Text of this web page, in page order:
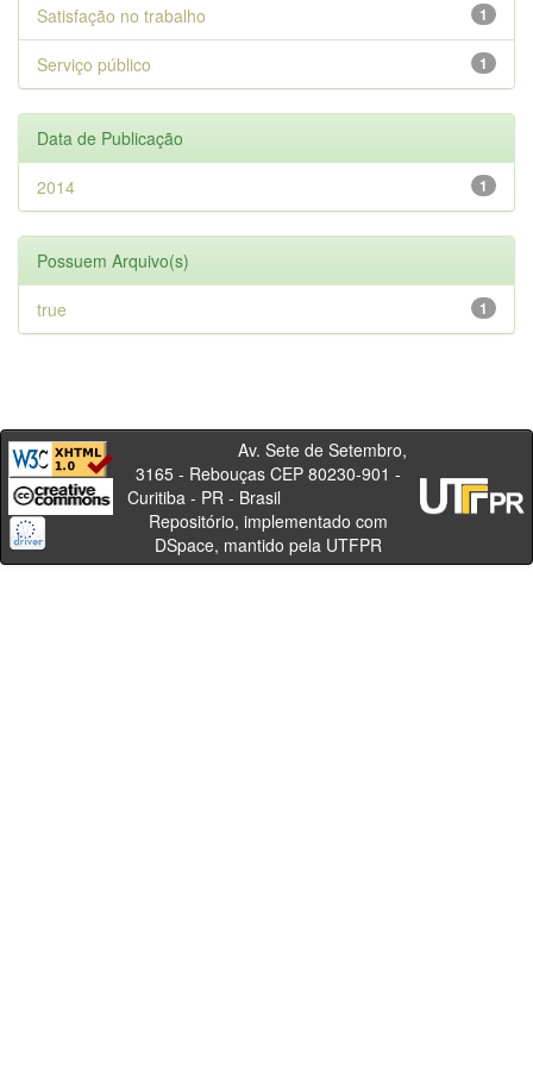
1
Satisfação no trabalho
1
Serviço público
Data de Publicação
1
2014
Possuem Arquivo(s)
1
true
Av. Sete de Setembro,
3165 - Rebouças CEP 80230-901 -
Curitiba - PR - Brasil
Repositório, implementado com
DSpace, mantido pela UTFPR